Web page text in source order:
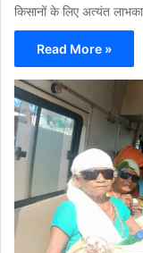
किसानों के लिए अत्यंत
Read More »